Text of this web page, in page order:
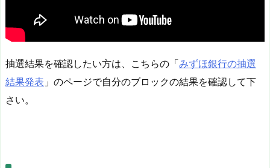
抽選結果を確認したい方は、こちらの「みずほ銀行の抽選
結果発表 」のページで自分のブロックの結果を確認して下
さい。